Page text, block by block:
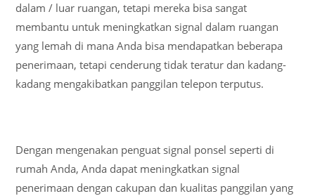
dalam / luar ruangan, tetapi mereka bisa sangat
membantu untuk meningkatkan signal dalam ruangan
yang lemah di mana Anda bisa mendapatkan beberapa
penerimaan, tetapi cenderung tidak teratur dan kadang-
kadang mengakibatkan panggilan telepon terputus.
Dengan mengenakan penguat signal ponsel seperti di
rumah Anda, Anda dapat meningkatkan signal
penerimaan dengan cakupan dan kualitas panggilan yang